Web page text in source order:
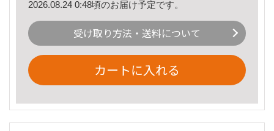
2026.08.24 0:48頃のお届け予定です。
受け取り方法・送料について
カートに入れる